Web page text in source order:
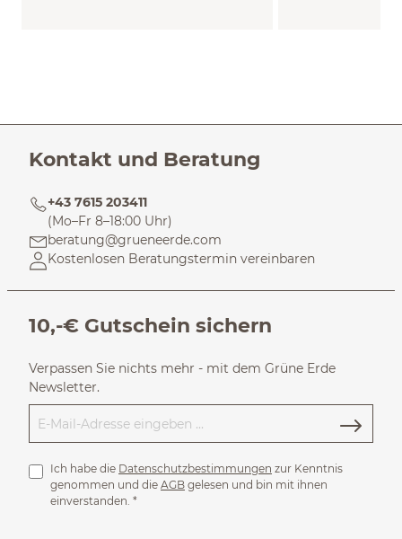
Kontakt und Beratung
+43 7615 203411
(Mo–Fr 8–18:00 Uhr)
beratung@grueneerde.com
Kostenlosen Beratungstermin vereinbaren
10,-€ Gutschein sichern
Verpassen Sie nichts mehr - mit dem Grüne Erde
Newsletter.
Ich habe die Datenschutzbestimmungen zur Kenntnis
genommen und die AGB gelesen und bin mit ihnen
einverstanden. *